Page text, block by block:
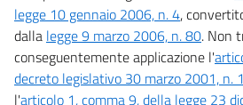
legge 10 gennaio 2006, n. 4,
dalla legge 9 marzo 2006, n. 80. Non
conseguentemente applicazione l'
decreto legislativo 30 marzo 2001, n.
l'articolo 1, comma 9, della legge 23